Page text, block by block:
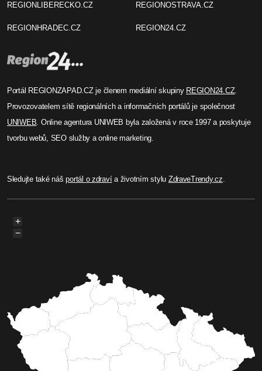
REGIONLIBERECKO.CZ
REGIONHRADEC.CZ
REGIONOSTRAVA.CZ
REGION24.CZ
Portál REGIONZAPAD.CZ je členem mediální skupiny REGION24.CZ.
Provozovatelem sítě regionálních a informačních portálů je společnost
UNIWEB. Online agentura UNIWEB byla založená v roce 1997 a poskytuje
tvorbu webů, SEO služby a online marketing.
Sledujte také nášportál o zdravía životním stylu ZdraveTrendy.cz.
+
−